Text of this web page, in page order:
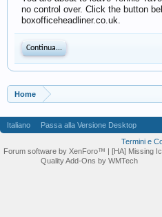
no control over. Click the button
boxofficeheadliner.co.uk.
Continua...
Home
Italiano Passa alla Versione Desktop
Termini e
Forum software by XenForo™ | [HA] Missing
Quality Add-Ons by WMTech